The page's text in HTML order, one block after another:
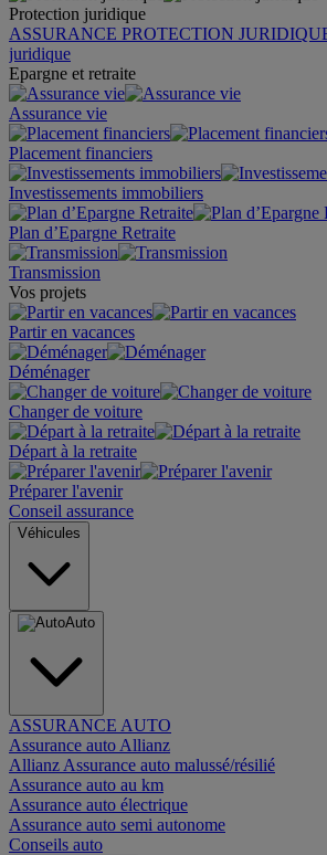
Protection juridique
ASSURANCE PROTECTION
juridique
Epargne et retraite
Assurance vie
Placement financiers
Investissements immobiliers
Plan d’Epargne Retraite
Transmission
Vos projets
Partir en vacances
Déménager
Changer de voiture
Départ à la retraite
Préparer l'avenir
Conseil assurance
Véhicules
Auto
ASSURANCE AUTO
Assurance auto Allianz
Allianz Assurance auto malussé/résilié
Assurance auto au km
Assurance auto électrique
Assurance auto semi autonome
Conseils auto